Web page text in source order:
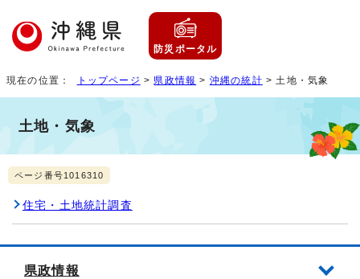
防災ポータル
現在の位置： トップページ > 県政情報 > 沖縄の統計 > 土地・気象
土地・気象
ページ番号1016310
住宅・土地統計調査
県政情報